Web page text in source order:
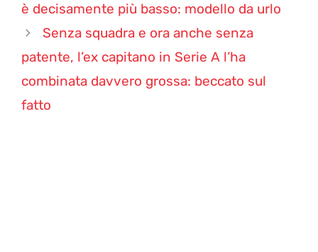
è decisamente più basso: modello da urlo
Senza squadra e ora anche senza
patente, l’ex capitano in Serie A l’ha
combinata davvero grossa: beccato sul
fatto